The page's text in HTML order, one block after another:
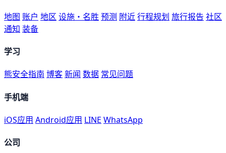
地图 账户 地区 设施・名胜 预测 附近行程规划 旅行报告 社区
通知 装备
学习
熊安全指南 博客新闻 数据 常见问题
手机端
iOS应用 Android应用 LINE WhatsApp
公司